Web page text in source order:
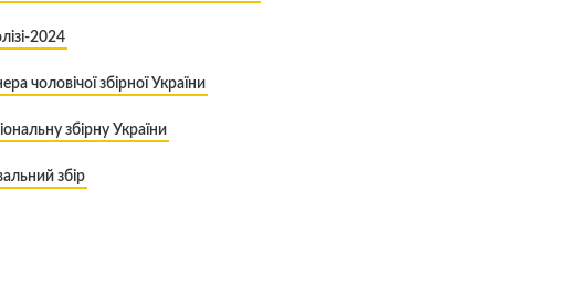
2024
чоловічої збірної України
збірну України
збір